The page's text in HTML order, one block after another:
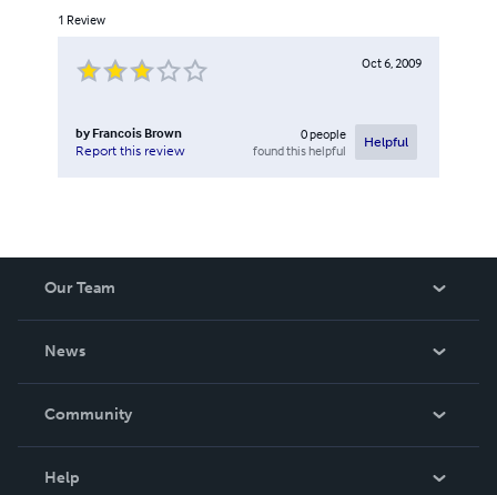
1 Review
Oct 6, 2009
by Francois Brown
Report this review
0people
found this helpful
Helpful
Our Team
News
In The News
Community
Help